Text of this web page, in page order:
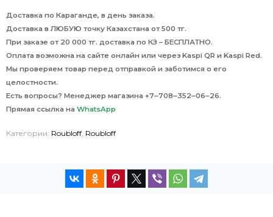
Доставка по Караганде, в день заказа.
Доставка в ЛЮБУЮ точку Казахстана от 500 тг.
При заказе от 20 000 тг. доставка по КЗ – БЕСПЛАТНО.
Оплата возможна на сайте онлайн или через Kaspi QR и Kaspi Red.
Мы проверяем товар перед отправкой и заботимся о его
целостности.
Есть вопросы? Менеджер магазина +7‒708‒352‒06‒26.
Прямая ссылка на WhatsApp
Категории: Roubloff Roubloff